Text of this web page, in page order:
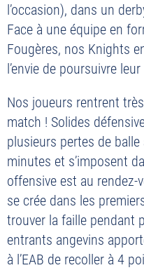
l’occasion), dans un
Face à une équipe en
Fougères, nos Knights
l’envie de poursuivre
Nos joueurs rentrent
match ! Solides
plusieurs pertes de
minutes et s’imposent
offensive est au
se crée dans les
trouver la faille pendant
entrants angevins
à l’EAB de recoller à 4